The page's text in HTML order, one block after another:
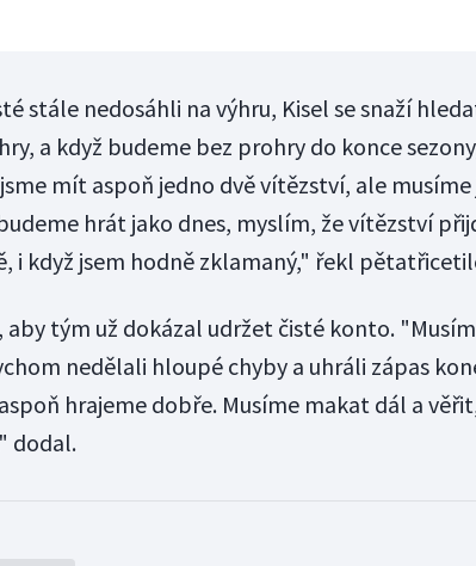
stále nedosáhli na výhru, Kisel se snaží
a když budeme bez prohry do konce
mít aspoň jedno dvě vítězství, ale
hrát jako dnes, myslím, že vítězství
i když jsem hodně zklamaný," řekl
aby tým už dokázal udržet čisté konto.
nedělali hloupé chyby a uhráli zápas
hrajeme dobře. Musíme makat dál a
dodal.